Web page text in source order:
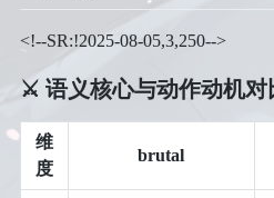
皇室战争
泰拉瑞亚
足球
时间规划
语言
食
时光轴
小学
艺术
留言板
登录
<!--SR:!2025-08-05,3,250-->
⚔️ 语义核心与动作动机对
维
度
brutal